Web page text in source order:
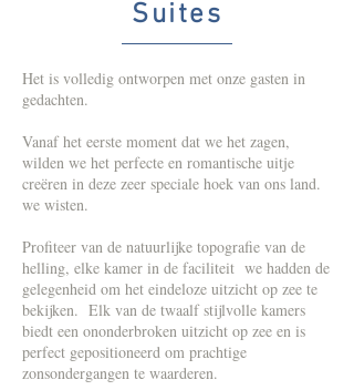
Suites
Het is volledig ontworpen met onze gasten in
gedachten.
Vanaf het eerste moment dat we het zagen,
wilden we het perfecte en romantische uitje
creëren in deze zeer speciale hoek van ons land.
we wisten.
Profiteer van de natuurlijke topografie van de
helling, elke kamer in de faciliteit we hadden de
gelegenheid om het eindeloze uitzicht op zee te
bekijken. Elk van de twaalf stijlvolle kamers
biedt een ononderbroken uitzicht op zee en is
perfect gepositioneerd om prachtige
zonsondergangen te waarderen.